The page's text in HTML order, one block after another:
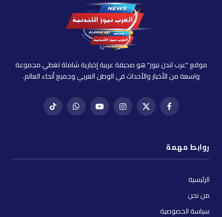
موقع "عرب لندن نيوز" هو صحيفة عربية إخبارية شاملة تغطي مجموعة
واسعة من الأخبار والأحداث في الوطن العربي وجميع أنحاء العالم.
فيسبوكX
إنستغراميوتيوب واتساب تيك
روابط مهمة
الرئيسية
من نحن
سياسة الخصوصية